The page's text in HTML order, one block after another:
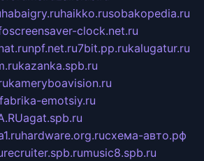
habaigry.ruhaikko.rusobakopedia.ru
screensaver-clock.net.ru
npf.net.ru7bit.pp.rukalugatur.ru
kazanka.spb.ru
kameryboavision.ru
fabrika-emotsiy.ru
agat.spb.ru
hardware.org.ruсхема-авто.рф
recruiter.spb.rumusic8.spb.ru